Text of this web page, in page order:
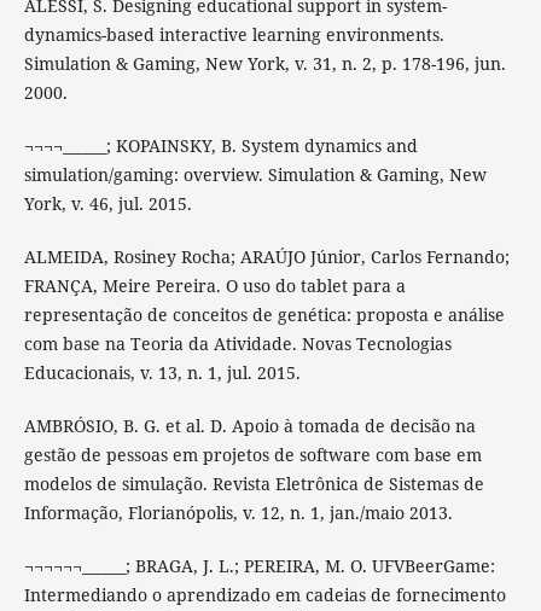
ALESSI, S. Designing educational support in system-
dynamics-based interactive learning environments.
Simulation & Gaming, New York, v. 31, n. 2, p. 178-196, jun.
2000.
¬¬¬¬______; KOPAINSKY, B. System dynamics and
simulation/gaming: overview. Simulation & Gaming, New
York, v. 46, jul. 2015.
ALMEIDA, Rosiney Rocha; ARAÚJO Júnior, Carlos Fernando;
FRANÇA, Meire Pereira. O uso do tablet para a
representação de conceitos de genética: proposta e análise
com base na Teoria da Atividade. Novas Tecnologias
Educacionais, v. 13, n. 1, jul. 2015.
AMBRÓSIO, B. G. et al. D. Apoio à tomada de decisão na
gestão de pessoas em projetos de software com base em
modelos de simulação. Revista Eletrônica de Sistemas de
Informação, Florianópolis, v. 12, n. 1, jan./maio 2013.
¬¬¬¬¬¬______; BRAGA, J. L.; PEREIRA, M. O. UFVBeerGame:
Intermediando o aprendizado em cadeias de fornecimento